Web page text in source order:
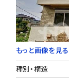
もっと画像を見る
種別・構造